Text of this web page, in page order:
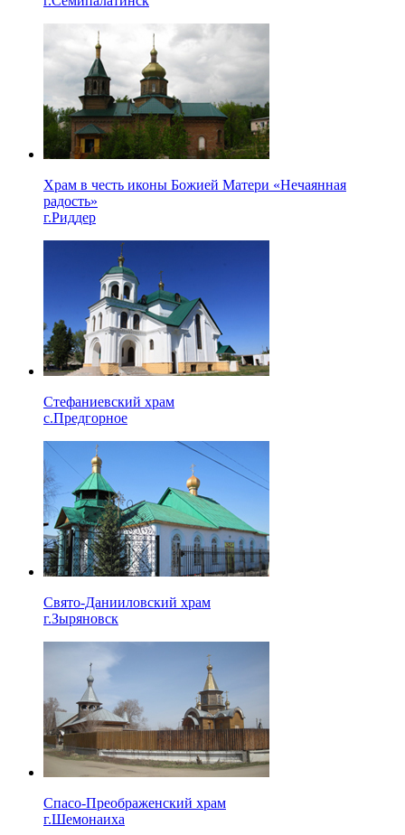
Храм в честь иконы Божией Матери «Нечаянная
радость»
г.Риддер
Стефаниевский храм
с.Предгорное
Свято-Данииловский храм
г.Зыряновск
Спасо-Преображенский храм
г.Шемонаиха